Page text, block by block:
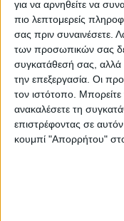
για να αρνηθείτε να
πιο λεπτομερείς
σας πριν συναινέσετε.
των προσωπικών σας
συγκατάθεσή σας, αλλά
την επεξεργασία. Οι
τον ιστότοπο. Μπορείτε
ανακαλέσετε τη
επιστρέφοντας σε
κουμπί "Απορρήτου"
Royal Enfield και
επιπέδου
συντήρησης και
εξειδίκευση. Με
διαγνωστική
Βλαχόπουλος είναι
καλύτερο
ιδιαίτερα
του Moto